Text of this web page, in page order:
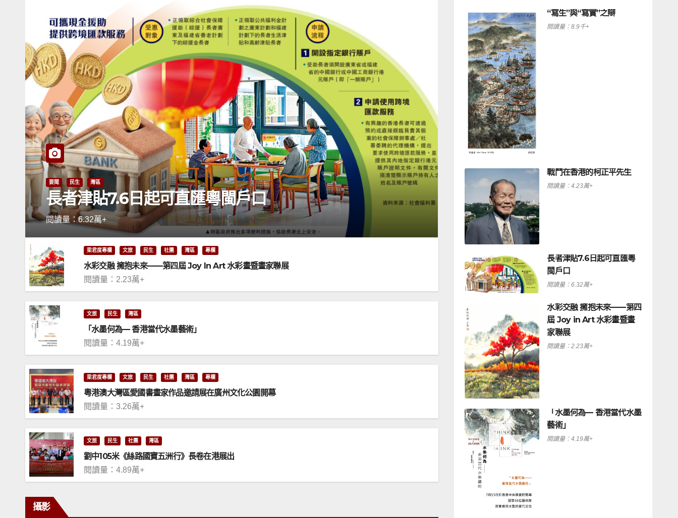
要聞 民生 灣區
長者津貼7.6日起可直匯粵閩戶口
閱讀量：6.32萬+
梁君度專欄 文旅 民生 社團 灣區 專欄
水彩交融 擁抱未來——第四屆 Joy In Art 水彩畫暨畫家聯展
閱讀量：2.23萬+
文旅 民生 灣區
「水墨何為— 香港當代水墨藝術」
閱讀量：4.19萬+
梁君度專欄 文旅 民生 社團 灣區 專欄
粵港澳大灣區愛國書畫家作品邀請展在廣州文化公園開幕
閱讀量：3.26萬+
文旅 民生 社團 灣區
劉中105米《絲路國寶五洲行》長卷在港展出
閱讀量：4.89萬+
攝影
“寫生”與“寫實”之辯
閱讀量：8.9千+
戰鬥在香港的柯正平先生
閱讀量：4.23萬+
長者津貼7.6日起可直匯粵
閩戶口
閱讀量：6.32萬+
水彩交融 擁抱未來——第四
屆 Joy in Art 水彩畫暨畫
家聯展
閱讀量：2.23萬+
「水墨何為— 香港當代水墨
藝術」
閱讀量：4.19萬+